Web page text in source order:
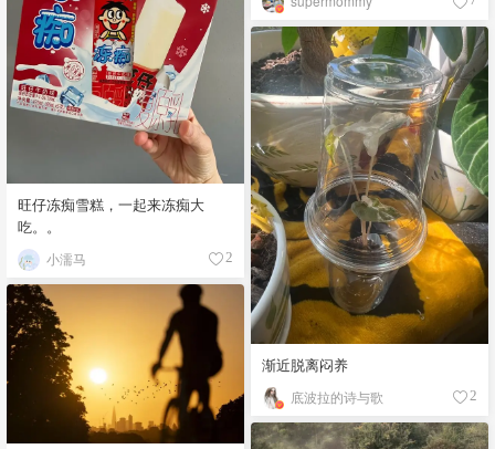
旺仔冻痴雪糕，一起来冻痴大
吃。。
小濡马 2
渐近脱离闷养
底波拉的诗与歌 2